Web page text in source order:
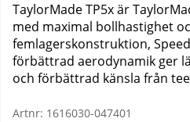
TaylorMade TP5x är
med maximal bollhastighet
femlagerskonstruktion,
förbättrad aerodynamik ger
och förbättrad känsla från
Artnr: 1616030-047401